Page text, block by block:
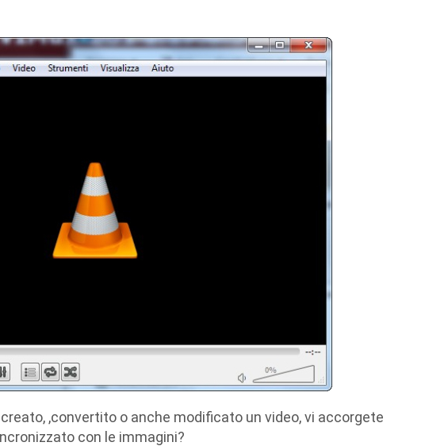
,convertito o anche modificato un video, vi accorgete
con le immagini?